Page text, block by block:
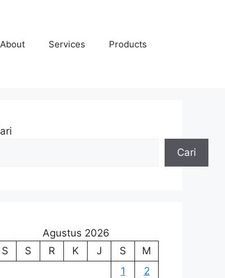
About Services Products
Cari
Agustus 2026
S
S R K J S
M
1
2